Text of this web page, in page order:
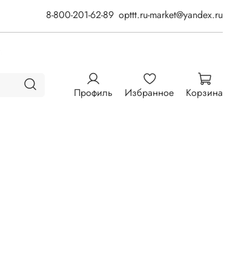
8-800-201-62-89 opttt.ru-market@yandex.ru
Профиль Избранное Корзина